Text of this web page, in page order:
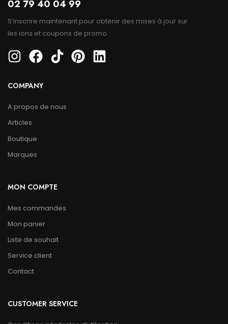
02 79 40 04 99
S’inscrire maintenant pour obtenir des mises à jour sur
les ions et coupons de promo.
COMPANY
A propos de nous
Articles
Boutique
Marques
MON COMPTE
Mes commandes
Mon panier
Liste de souhait
Service client
Contact
CUSTOMER SERVICE